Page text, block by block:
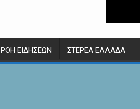
ΡΟΉ ΕΙΔΉΣΕΩΝ ΣΤΕΡΕΆ ΕΛΛΆΔΑ